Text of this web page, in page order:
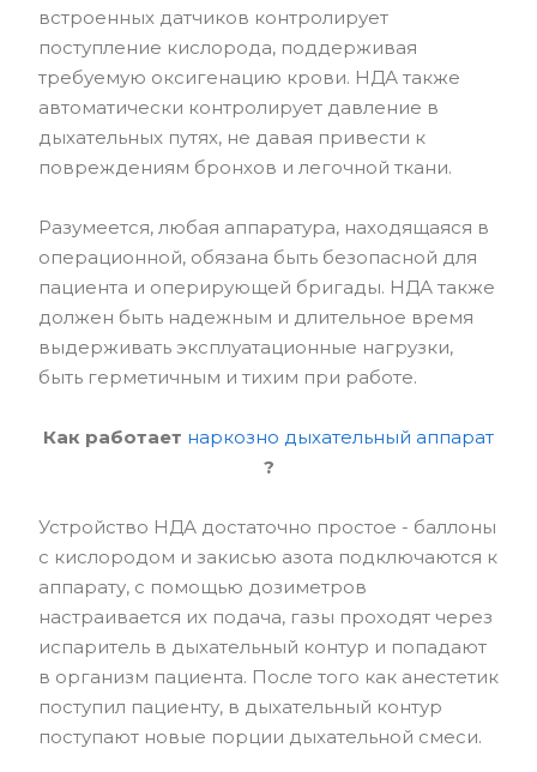
встроенных датчиков контролирует
поступление кислорода, поддерживая
требуемую оксигенацию крови. НДА также
автоматически контролирует давление в
дыхательных путях, не давая привести к
повреждениям бронхов и легочной ткани.
Разумеется, любая аппаратура, находящаяся в
операционной, обязана быть безопасной для
пациента и оперирующей бригады. НДА также
должен быть надежным и длительное время
выдерживать эксплуатационные нагрузки,
быть герметичным и тихим при работе.
Как работает наркозно дыхательный аппарат
?
Устройство НДА достаточно простое - баллоны
с кислородом и закисью азота подключаются к
аппарату, с помощью дозиметров
настраивается их подача, газы проходят через
испаритель в дыхательный контур и попадают
в организм пациента. После того как анестетик
поступил пациенту, в дыхательный контур
поступают новые порции дыхательной смеси.